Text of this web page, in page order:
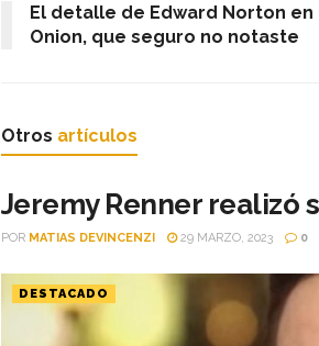
El detalle de Edward Norton en
Onion, que seguro no notaste
Otros artículos
Jeremy Renner realizó
POR MATIAS DEVINCENZI 29 MARZO, 2023 0
DESTACADO